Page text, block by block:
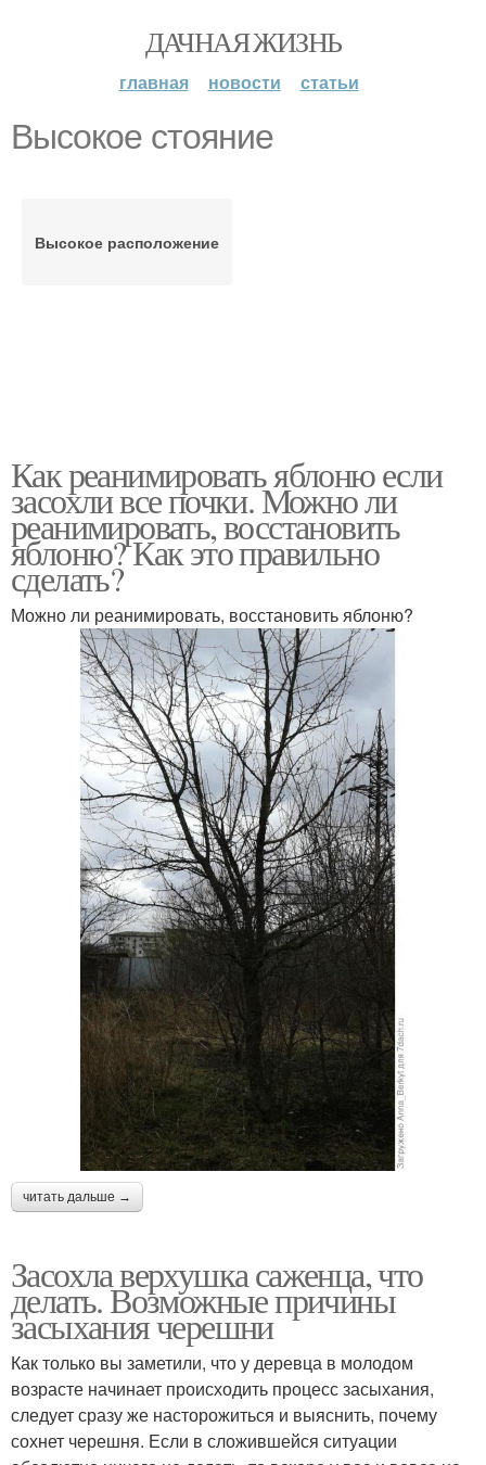
ДАЧНАЯ ЖИЗНЬ
главная новости статьи
Высокое стояние
Высокое расположение
Как реанимировать яблоню если
засохли все почки. Можно ли
реанимировать, восстановить
яблоню? Как это правильно
сделать?
Можно ли реанимировать, восстановить яблоню?
читать дальше →
Засохла верхушка саженца, что
делать. Возможные причины
засыхания черешни
Как только вы заметили, что у деревца в молодом
возрасте начинает происходить процесс засыхания,
следует сразу же насторожиться и выяснить, почему
сохнет черешня. Если в сложившейся ситуации